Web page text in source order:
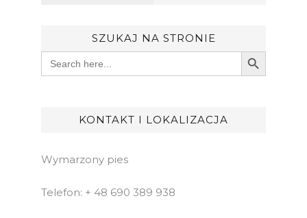
SZUKAJ NA STRONIE
Search
for:
Search Button
KONTAKT I LOKALIZACJA
Wymarzony pies
Telefon: + 48 690 389 938